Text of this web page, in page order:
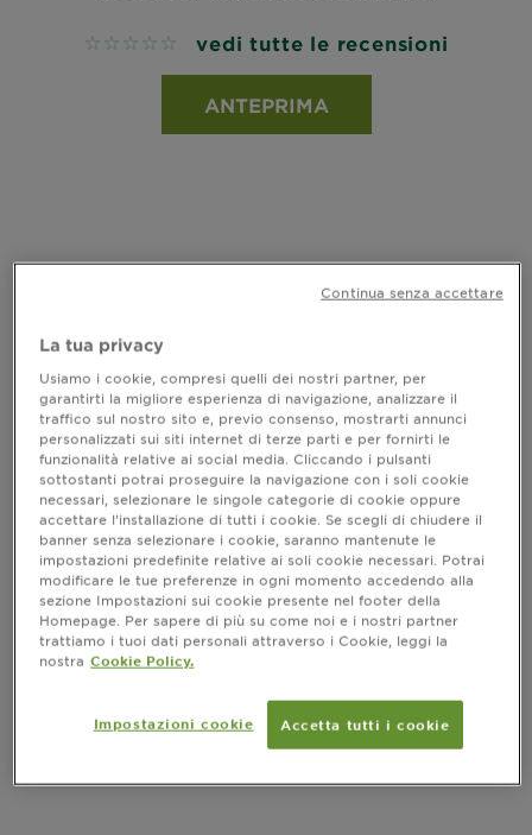
No reviews vedi tutte le recensioni
ANTEPRIMA
MASCHERA HAIR FOOD
Fructis Hair Food - Maschera Kiwi
Mentolo
No reviews
ANTEPRIMA
La tua privacy
Usiamo i cookie, compresi quelli dei nostri partner, per
garantirti la migliore esperienza di navigazione, analizzare il
traffico sul nostro sito e, previo consenso, mostrarti annunci
personalizzati sui siti internet di terze parti e per fornirti le
funzionalità relative ai social media. Cliccando i pulsanti
sottostanti potrai proseguire la navigazione con i soli cookie
necessari, selezionare le singole categorie di cookie oppure
accettare l’installazione di tutti i cookie. Se scegli di chiudere il
banner senza selezionare i cookie, saranno mantenute le
impostazioni predefinite relative ai soli cookie necessari. Potrai
modificare le tue preferenze in ogni momento accedendo alla
sezione Impostazioni sui cookie presente nel footer della
Homepage. Per sapere di più su come noi e i nostri partner
trattiamo i tuoi dati personali attraverso i Cookie, leggi la
nostra Cookie Policy.
Impostazioni cookie Accetta tutti i cookie
Continua senza accettare